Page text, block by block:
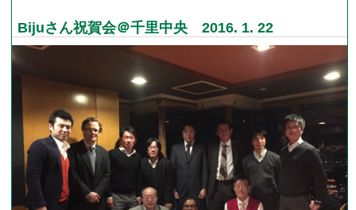
Bijuさん祝賀会＠千里中央 2016. 1. 22